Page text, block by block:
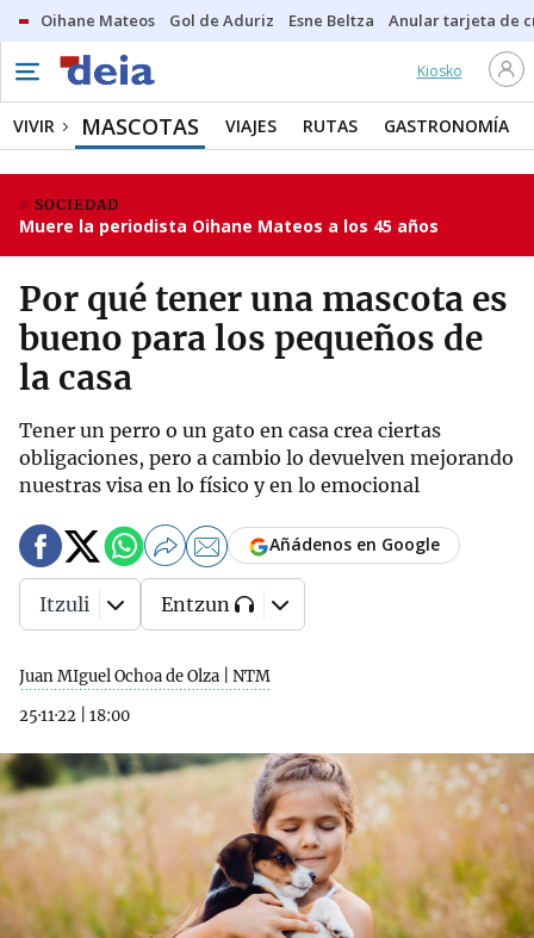
Oihane Mateos Gol de Aduriz Esne Beltza Anular tarjeta de
Kiosko
VIVIR MASCOTAS VIAJES RUTAS GASTRONOMÍA
SOCIEDAD
Muere la periodista Oihane Mateos a los 45 años
Por qué tener una mascota es
bueno para los pequeños de
la casa
Tener un perro o un gato en casa crea ciertas
obligaciones, pero a cambio lo devuelven mejorando
nuestras visa en lo físico y en lo emocional
Juan MIguel Ochoa de Olza | NTM
25·11·22
18:00
Añádenos en Google
Itzuli Entzun